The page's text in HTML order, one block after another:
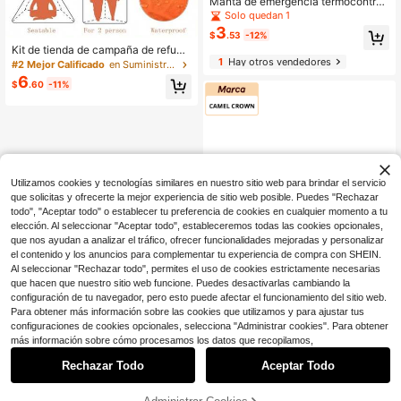
Kit de tienda de campaña de refugi
o de emergencia para 2 personas, i
ncluye tienda de tubo de película d
e poliéster, saco de dormir, manta té
#2 Mejor Calificado en Suministros de supervivencia y seguridad al air
$6.60 -11%
ble, material PET, adecuada para c
amping, senderismo y actividades a
l aire libre en todas las estaciones
Solo quedan 1
$3.53 -12%
1Hay otros vendedores
Ahorro de $1.76
CAMEL CROWN
CAMEL CROWN Manta térmica de
emergencia, manta de prevención d
$6.14 -22%
1
0
Utilizamos cookies y tecnologías similares en nuestro sitio web para brindar el servicio
que solicitas y ofrecerte la mejor experiencia de sitio web posible. Puedes "Rechazar
todo", "Aceptar todo" o establecer tu preferencia de cookies en cualquier momento a tu
elección. Al seleccionar "Aceptar todo", estableceremos todas las cookies opcionales,
que nos ayudan a analizar el tráfico, ofrecer funcionalidades mejoradas y personalizar
el contenido y los anuncios para complementar tu experiencia de compra con SHEIN.
Al seleccionar "Rechazar todo", permites el uso de cookies estrictamente necesarias
que hacen que nuestro sitio web funcione. Puedes desactivarlas cambiando la
configuración de tu navegador, pero esto puede afectar el funcionamiento del sitio web.
Para obtener más información sobre las cookies que utilizamos y para ajustar tus
configuraciones de cookies opcionales, selecciona "Administrar cookies". Para obtener
más información sobre cómo procesamos los datos que recopilamos,
Rechazar Todo Aceptar Todo